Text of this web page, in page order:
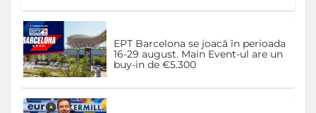
EPT Barcelona se joacă în perioada
16-29 august. Main Event-ul are un
buy-in de €5.300